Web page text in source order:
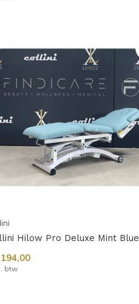
Hilow Pro Deluxe Mint Blue
btw